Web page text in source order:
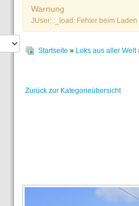
Warnung
JUser: :_load: Fehler beim
Startseite » Loks aus aller Welt
Zurück zur Kategorieübersicht